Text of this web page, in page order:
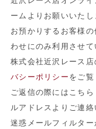
ームよりお願いいたし
お預かりするお客様
わせにのみ利用させて
株式会社近沢レース店
バシーポリシー をご覧
ご返信の際にはこち
ルアドレスよりご連絡
迷惑メールフィルタ